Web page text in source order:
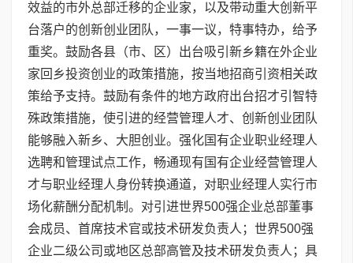
效益的市外总部迁移的企业家，以及带动重大创新平
台落户的创新创业团队，一事一议，特事特办，给予
重奖。鼓励各县（市、区）出台吸引新乡籍在外企业
家回乡投资创业的政策措施，按当地招商引资相关政
策给予支持。鼓励有条件的地方政府出台招才引智特
殊政策措施，使引进的经营管理人才、创新创业团队
能够融入新乡、大胆创业。强化国有企业职业经理人
选聘和管理试点工作，畅通现有国有企业经营管理人
才与职业经理人身份转换通道，对职业经理人实行市
场化薪酬分配机制。对引进世界500强企业总部董事
会成员、首席技术官或技术研发负责人；世界500强
企业二级公司或地区总部高管及技术研发负责人；具